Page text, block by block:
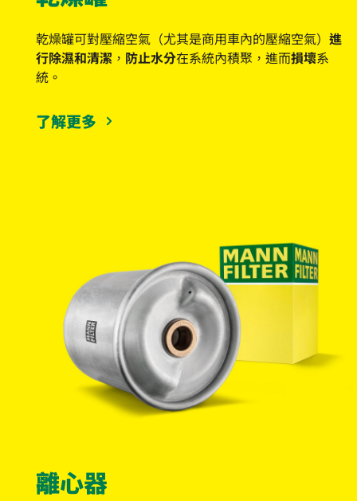
乾燥罐可對壓縮空氣（尤其是商用車內的壓縮空氣） 進
行除濕和清潔 ， 防止水分在系統內積聚，進而損壞系
統。
了解更多
離心器